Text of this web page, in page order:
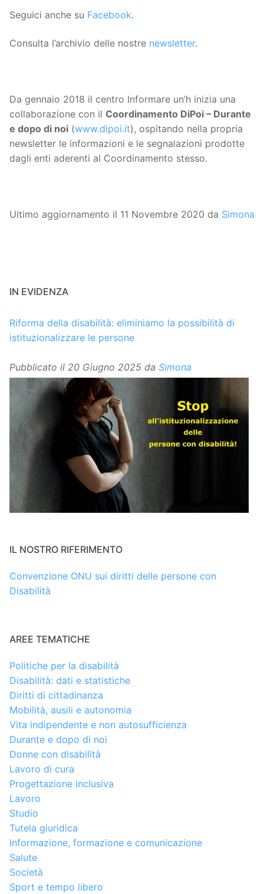
Seguici anche su Facebook.
Consulta l’archivio delle nostre newsletter.
Da gennaio 2018 il centro Informare un’h inizia una
collaborazione con il Coordinamento DiPoi – Durante
e dopo di noi (www.dipoi.it), ospitando nella propria
newsletter le informazioni e le segnalazioni prodotte
dagli enti aderenti al Coordinamento stesso.
Ultimo aggiornamento il 11 Novembre 2020 da Simona
IN EVIDENZA
Riforma della disabilità: eliminiamo la possibilità di
istituzionalizzare le persone
Pubblicato il 20 Giugno 2025 da Simona
IL NOSTRO RIFERIMENTO
Convenzione ONU sui diritti delle persone con
Disabilità
AREE TEMATICHE
Politiche per la disabilità
Disabilità: dati e statistiche
Diritti di cittadinanza
Mobilità, ausili e autonomia
Vita indipendente e non autosufficienza
Durante e dopo di noi
Donne con disabilità
Lavoro di cura
Progettazione inclusiva
Lavoro
Studio
Tutela giuridica
Informazione, formazione e comunicazione
Salute
Società
Sport e tempo libero